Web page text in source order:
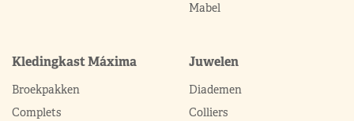
Mabel
Kledingkast Máxima
Broekpakken
Complets
Juwelen
Diademen
Colliers